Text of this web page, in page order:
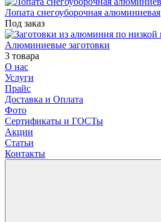
Лопата снегоуборочная алюминиевая
Под заказ
Алюминиевые заготовки
3 товара
О нас
Услуги
Прайс
Доставка и Оплата
Фото
Сертификаты и ГОСТы
Акции
Статьи
Контакты